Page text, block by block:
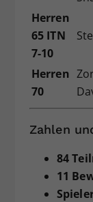
Herren
65 ITN
7-10
Herren
70
Zahlen
84
11